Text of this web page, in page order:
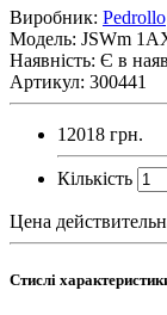
Виробник: Pedrollo
Модель: JSWm
Наявність: Є в
Артикул: 300441
12018 грн.
Кількість
Цена
Стислі